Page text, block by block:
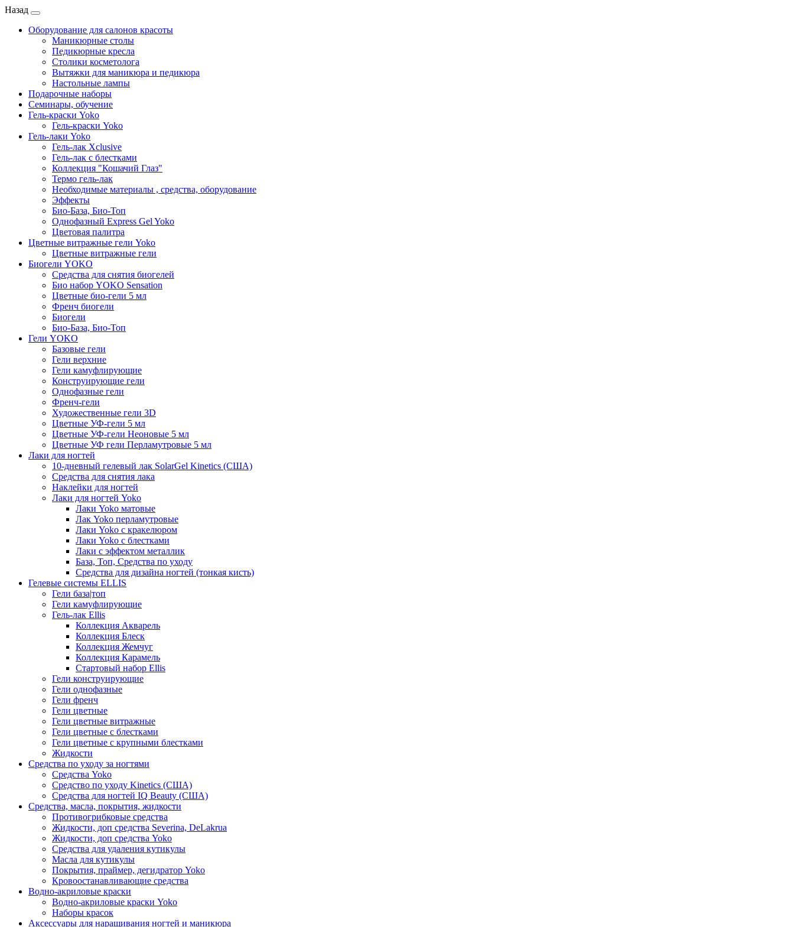
Назад
Оборудование для салонов красоты
Маникюрные столы
Педикюрные кресла
Столики косметолога
Вытяжки для маникюра и педикюра
Настольные лампы
Подарочные наборы
Семинары, обучение
Гель-краски Yoko
Гель-краски Yoko
Гель-лаки Yoko
Гель-лак Xclusive
Гель-лак с блестками
Коллекция "Кошачий Глаз"
Термо гель-лак
Необходимые материалы , средства, оборудование
Эффекты
Био-База, Био-Топ
Однофазный Express Gel Yoko
Цветовая палитра
Цветные витражные гели Yoko
Цветные витражные гели
Биогели YOKO
Средства для снятия биогелей
Био набор YOKO Sensation
Цветные био-гели 5 мл
Френч биогели
Биогели
Био-База, Био-Топ
Гели YOKO
Базовые гели
Гели верхние
Гели камуфлирующие
Конструирующие гели
Однофазные гели
Френч-гели
Художественные гели 3D
Цветные УФ-гели 5 мл
Цветные УФ-гели Неоновые 5 мл
Цветные УФ гели Перламутровые 5 мл
Лаки для ногтей
10-дневный гелевый лак SolarGel Kinetics (США)
Средства для снятия лака
Наклейки для ногтей
Лаки для ногтей Yoko
Лаки Yoko матовые
Лак Yoko перламутровые
Лаки Yoko с кракелюром
Лаки Yoko с блестками
Лаки с эффектом металлик
База, Топ, Средства по уходу
Средства для дизайна ногтей (тонкая кисть)
Гелевые системы ELLIS
Гели база|топ
Гели камуфлирующие
Гель-лак Ellis
Коллекция Акварель
Коллекция Блеск
Коллекция Жемчуг
Коллекция Карамель
Стартовый набор Ellis
Гели конструирующие
Гели однофазные
Гели френч
Гели цветные
Гели цветные витражные
Гели цветные с блестками
Гели цветные с крупными блестками
Жидкости
Средства по уходу за ногтями
Средства Yoko
Средство по уходу Kinetics (США)
Средства для ногтей IQ Beauty (США)
Средства, масла, покрытия, жидкости
Противогрибковые средства
Жидкости, доп средства Severina, DeLakrua
Жидкости, доп средства Yoko
Средства для удаления кутикулы
Масла для кутикулы
Покрытия, праймер, дегидратор Yoko
Кровоостанавливающие средства
Водно-акриловые краски
Водно-акриловые краски Yoko
Наборы красок
Аксессуары для наращивания ногтей и маникюра